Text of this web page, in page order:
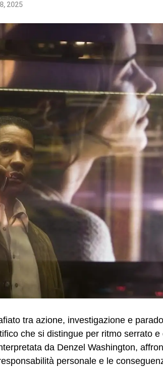
2025
tra azione, investigazione e
che si distingue per ritmo serrato
da Denzel Washington,
personale e le